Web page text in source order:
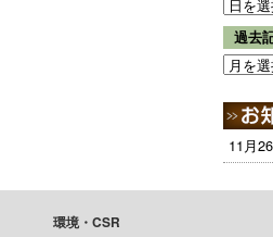
過去
11月
環境・CSR